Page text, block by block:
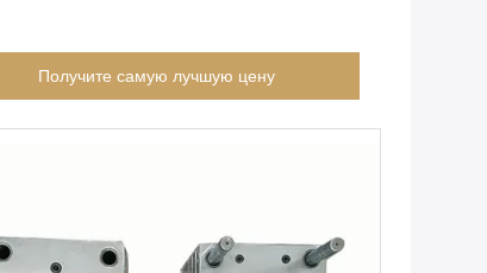
Получите самую лучшую цену